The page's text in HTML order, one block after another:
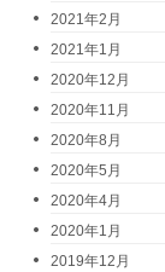
2021年2月
2021年1月
2020年12月
2020年11月
2020年8月
2020年5月
2020年4月
2020年1月
2019年12月